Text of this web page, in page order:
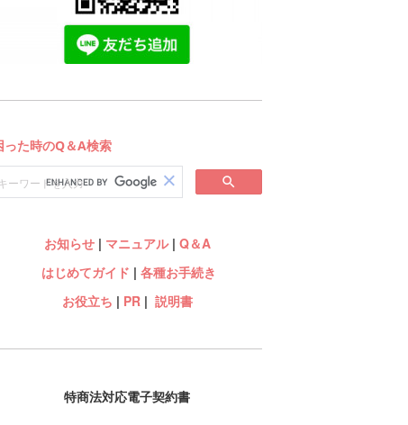
お知らせ| マニュアル| Q＆A
はじめてガイド | 各種お手続き
お役立ち | PR| 説明書
特商法対応電子契約書